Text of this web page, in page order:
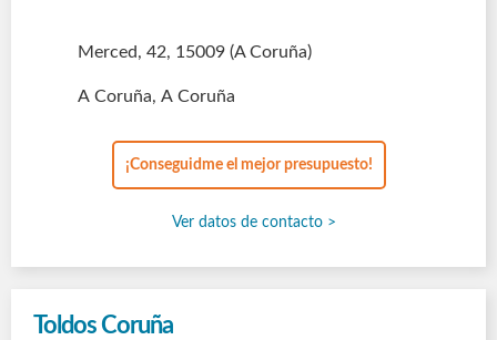
Merced, 42, 15009 (A Coruña)
A Coruña, A Coruña
¡Conseguidme el mejor presupuesto!
Ver datos de contacto >
Toldos Coruña